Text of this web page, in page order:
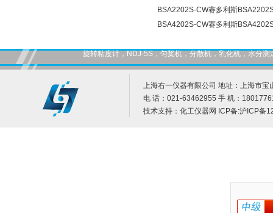
BSA2202S-CW赛多利斯
BSA4202S-CW赛多利斯
旋转粘度计，NDJ-5S，匀桨机，分散机，乳化机，水分
上海右一仪器有限公司 地址：上海市宝
电 话：021-63462955 手 机：
技术支持： 化工仪器网 ICP备:沪ICP备